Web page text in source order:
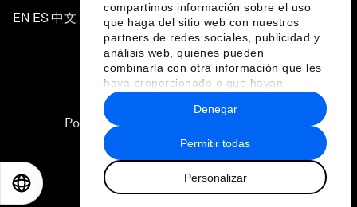
compartimos información sobre el uso
que haga del sitio web con nuestros
partners de redes sociales, publicidad y
análisis web, quienes pueden
combinarla con otra información que les
haya proporcionado o que hayan
recopilado a partir del uso que haya
hecho de sus servicios.
Permitir todas
Personalizar
Denegar
EN ▪ES▪中文▪ 日本語
Política de privacidad y normas de uso
Sitemap
2026 Foro Económico Mundial